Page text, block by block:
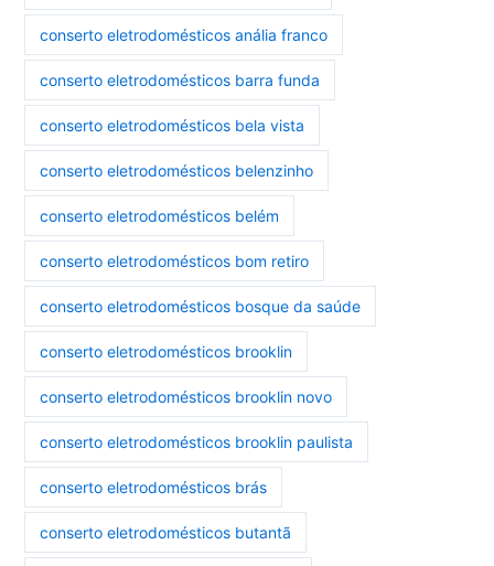
conserto eletrodomésticos anália franco
conserto eletrodomésticos barra funda
conserto eletrodomésticos bela vista
conserto eletrodomésticos belenzinho
conserto eletrodomésticos belém
conserto eletrodomésticos bom retiro
conserto eletrodomésticos bosque da saúde
conserto eletrodomésticos brooklin
conserto eletrodomésticos brooklin novo
conserto eletrodomésticos brooklin paulista
conserto eletrodomésticos brás
conserto eletrodomésticos butantã